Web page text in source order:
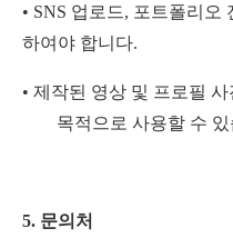
• SNS 업로드, 포트폴리오
하여야 합니다.
• 제작된 영상 및 프로필
목적으로 사용할 수
5. 문의처